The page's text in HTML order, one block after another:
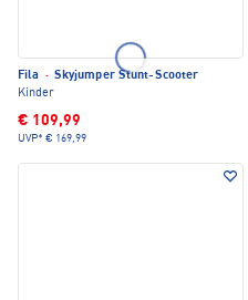
Fila · Skyjumper Stunt-Scooter
Kinder
€ 109,99
UVP* € 169,99